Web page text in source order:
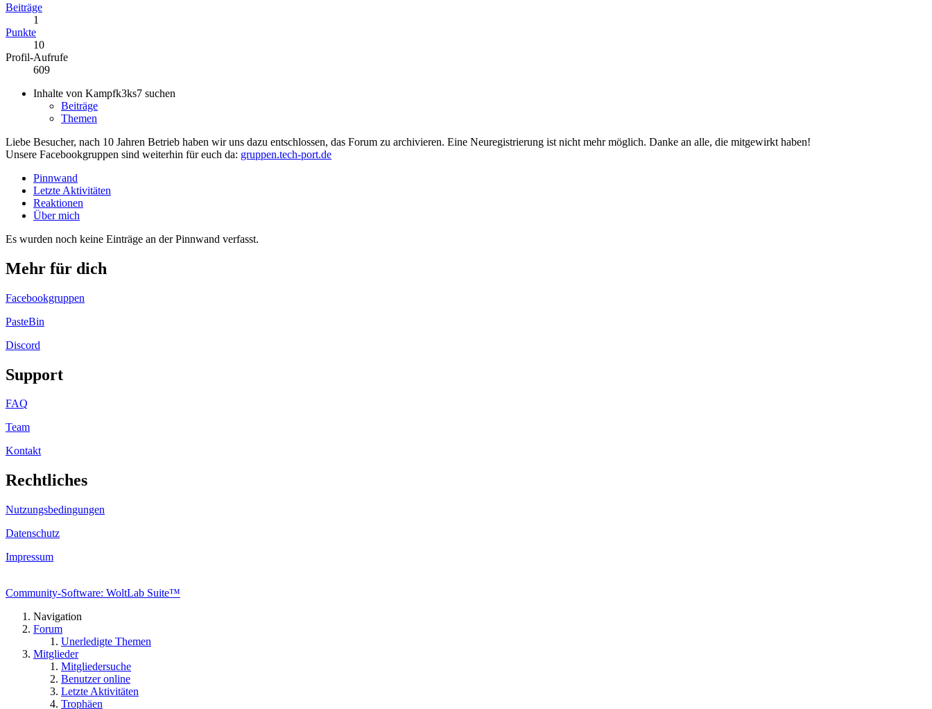
Beiträge
1
Punkte
10
Profil-Aufrufe
609
Inhalte von Kampfk3ks7 suchen
Beiträge
Themen
Liebe Besucher, nach 10 Jahren Betrieb haben wir uns dazu entschlossen, das Forum zu archivieren. Eine Neuregistrierung ist nicht mehr möglich. Danke an alle, die mitgewirkt haben!
Unsere Facebookgruppen sind weiterhin für euch da: gruppen.tech-port.de
Pinnwand
Letzte Aktivitäten
Reaktionen
Über mich
Es wurden noch keine Einträge an der Pinnwand verfasst.
Mehr für dich
Facebookgruppen
PasteBin
Discord
Support
FAQ
Team
Kontakt
Rechtliches
Nutzungsbedingungen
Datenschutz
Impressum
Community-Software: WoltLab Suite™
Navigation
Forum
Unerledigte Themen
Mitglieder
Mitgliedersuche
Benutzer online
Letzte Aktivitäten
Trophäen